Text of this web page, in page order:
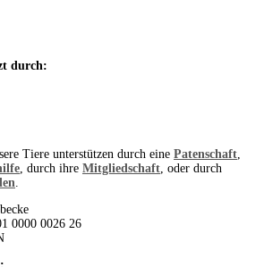
durch:
Tiere unterstützen durch eine Patenschaft,
, durch ihre Mitgliedschaft, oder durch
.
0000 0026 26